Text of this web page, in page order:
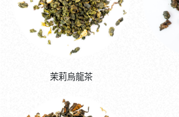
茉莉烏龍茶